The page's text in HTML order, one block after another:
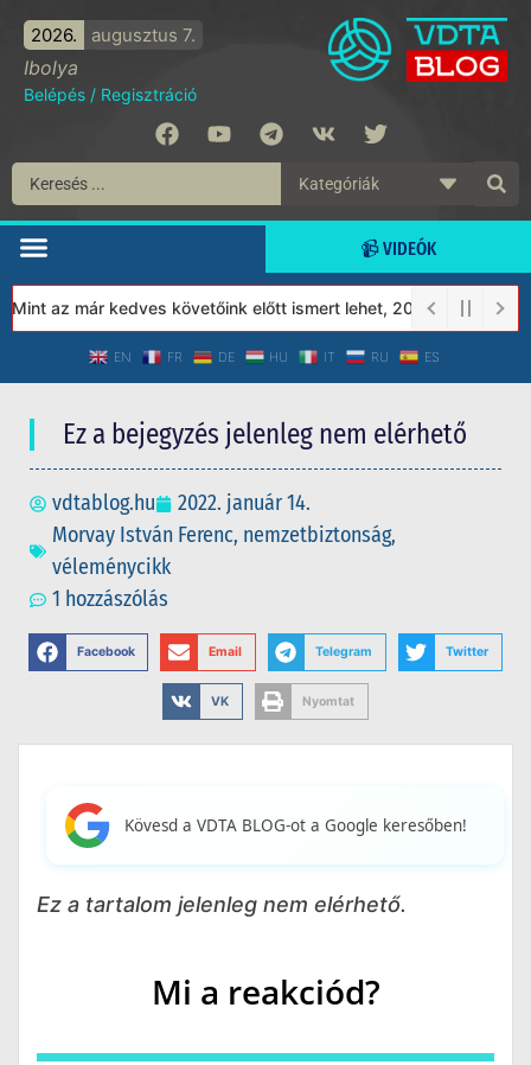
2026. augusztus 7.
Ibolya
Belépés / Regisztráció
📹 VIDEÓK
az már kedves követőink előtt ismert lehet, 2023-tól a Védett
EN FR DE HU IT RU ES
Ez a bejegyzés jelenleg nem elérhető
vdtablog.hu
2022. január 14.
Morvay István Ferenc, nemzetbiztonság,
véleménycikk
1 hozzászólás
Facebook Email Telegram Twitter
VK Nyomtat
Kövesd a VDTA BLOG-ot a Google keresőben!
Ez a tartalom jelenleg nem elérhető.
Mi a reakciód?